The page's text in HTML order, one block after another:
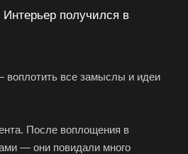
получился в
воплотить все замыслы и идеи
После воплощения в
— они повидали много